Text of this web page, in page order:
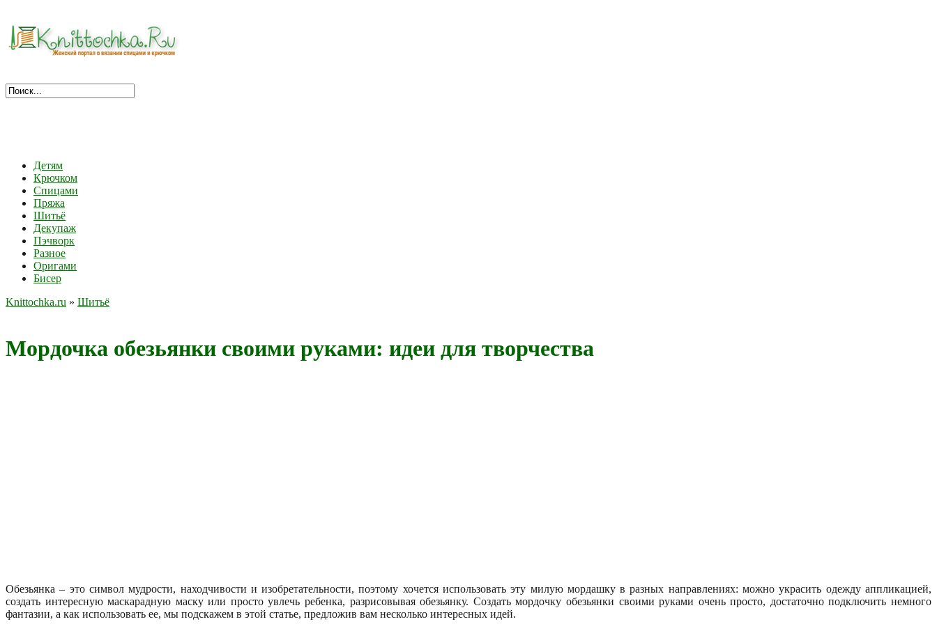
Детям
Крючком
Спицами
Пряжа
Шитьё
Декупаж
Пэчворк
Разное
Оригами
Бисер
Knittochka.ru » Шитьё
Мордочка обезьянки своими руками: идеи для творчества
Обезьянка – это символ мудрости, находчивости и изобретательности, поэтому хочется использовать эту милую мордашку в разных направлениях: можно украсить одежду аппликацией,
создать интересную маскарадную маску или просто увлечь ребенка, разрисовывая обезьянку. Создать мордочку обезьянки своими руками очень просто, достаточно подключить немного
фантазии, а как использовать ее, мы подскажем в этой статье, предложив вам несколько интересных идей.